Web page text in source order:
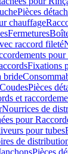
Pièces
chauffage
Fermetures
raccord fileté
Fixations
bride
CoudesPièces
et
Nourrices de
pour
pour tubes
de
Pièces